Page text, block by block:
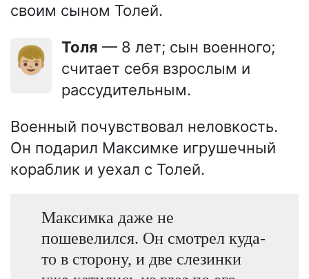
своим сыном Толей.
👦🏼 Толя — 8 лет; сын военного;
считает себя взрослым и
рассудительным.
Военный почувствовал неловкость.
Он подарил Максимке игрушечный
кораблик и уехал с Толей.
Максимка даже не
пошевелился. Он смотрел куда-
то в сторону, и две слезинки